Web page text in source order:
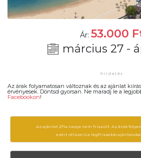
Ár: 53.000
március 27 -
Az árak folyamatosan változnak és az ajánlat
érvényesek. Döntsd gyorsan. Ne maradj le a
Facebookon!
Az ajánlat 2714 napja nem frissült. Az árak
ezért célszerű a legfrissebb